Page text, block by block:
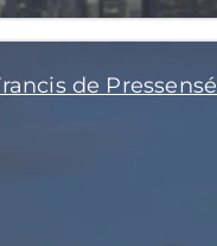
de Pressensé